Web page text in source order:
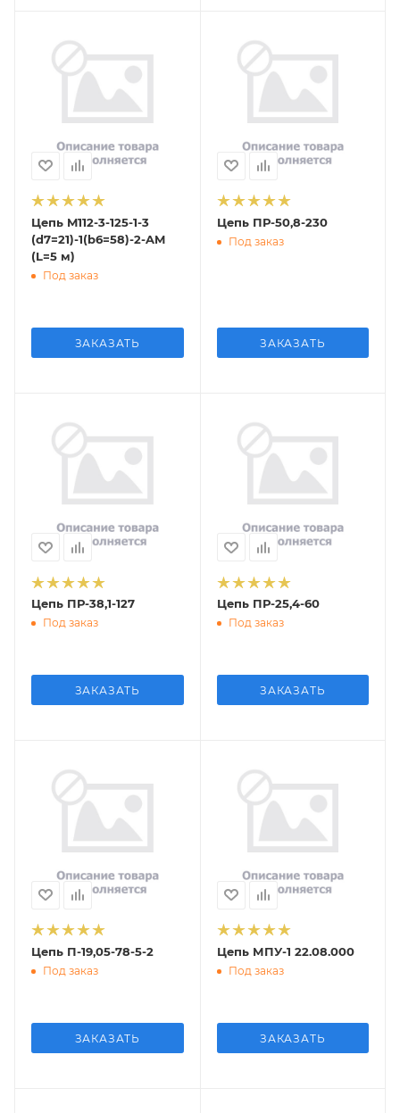
Цепь M112-3-125-1-3
(d7=21)-1(b6=58)-2-AM
(L=5 м)
Под заказ
ЗАКАЗАТЬ
Цепь ПР-50,8-230
Под заказ
ЗАКАЗАТЬ
Цепь ПР-38,1-127
Под заказ
ЗАКАЗАТЬ
Цепь ПР-25,4-60
Под заказ
ЗАКАЗАТЬ
Цепь П-19,05-78-5-2
Под заказ
ЗАКАЗАТЬ
Цепь МПУ-1 22.08.000
Под заказ
ЗАКАЗАТЬ